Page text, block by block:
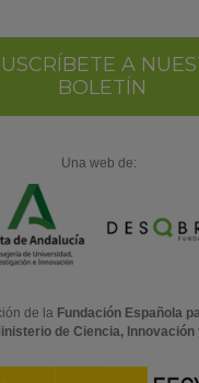
A
BOLETÍN
Una web de:
de la Fundación Española
de Ciencia,